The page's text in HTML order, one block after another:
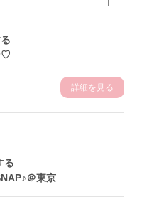
♡
詳細を見る
る
＠東京